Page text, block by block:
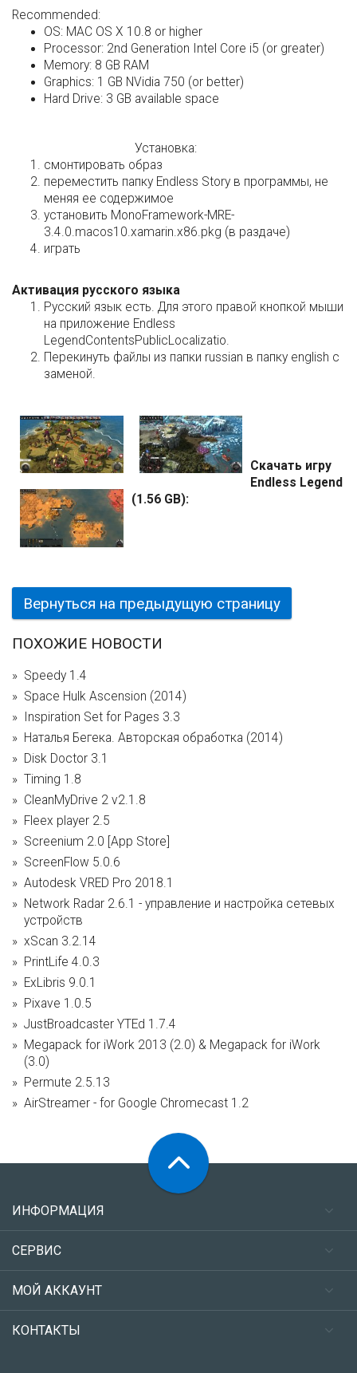
Recommended:
OS: MAC OS X 10.8 or higher
Processor: 2nd Generation Intel Core i5 (or greater)
Memory: 8 GB RAM
Graphics: 1 GB NVidia 750 (or better)
Hard Drive: 3 GB available space
Установка:
смонтировать образ
переместить папку Endless Story в программы, не
меняя ее содержимое
установить MonoFramework-MRE-
3.4.0.macos10.xamarin.x86.pkg (в раздаче)
играть
Активация русского языка
Русский язык есть. Для этого правой кнопкой мыши
на приложение Endless
LegendContentsPublicLocalizatio.
Перекинуть файлы из папки russian в папку english с
заменой.
Скачать игру
Endless Legend
(1.56 GB):
Вернуться на предыдущую страницу
ПОХОЖИЕ НОВОСТИ
Speedy 1.4
Space Hulk Ascension (2014)
Inspiration Set for Pages 3.3
Наталья Бегека. Авторская обработка (2014)
Disk Doctor 3.1
Timing 1.8
CleanMyDrive 2 v2.1.8
Fleex player 2.5
Screenium 2.0 [App Store]
ScreenFlow 5.0.6
Autodesk VRED Pro 2018.1
Network Radar 2.6.1 - управление и настройка сетевых
устройств
xScan 3.2.14
PrintLife 4.0.3
ExLibris 9.0.1
Pixave 1.0.5
JustBroadcaster YTEd 1.7.4
Megapack for iWork 2013 (2.0) & Megapack for iWork
(3.0)
Permute 2.5.13
AirStreamer - for Google Chromecast 1.2
ИНФОРМАЦИЯ
СЕРВИС
МОЙ АККАУНТ
КОНТАКТЫ